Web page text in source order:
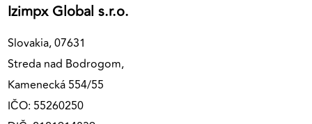
Izimpx Global s.r.o.
Slovakia, 07631
Streda nad Bodrogom,
Kamenecká 554/55
IČO: 55260250